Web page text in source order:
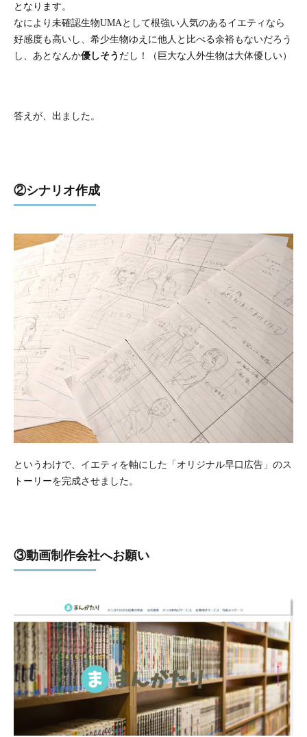
となります。
なにより未確認生物UMAとして根強い人気のあるイエティなら
好感度も高いし、希少生物ゆえに他人と比べる余裕もないだろう
し、あとなんか優しそう だし！（巨大な人外生物は大体優しい）
答えが、出ました。
②シナリオ作成
というわけで、イエティを軸にした「オリジナル早口広告」のス
トーリーを完成させました。
③動画制作会社へお願い